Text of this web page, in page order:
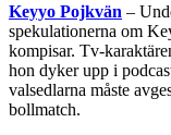
Keyyo Pojkvän –
spekulationerna om
kompisar. Tv-
hon dyker upp i
valsedlarna måste
bollmatch.